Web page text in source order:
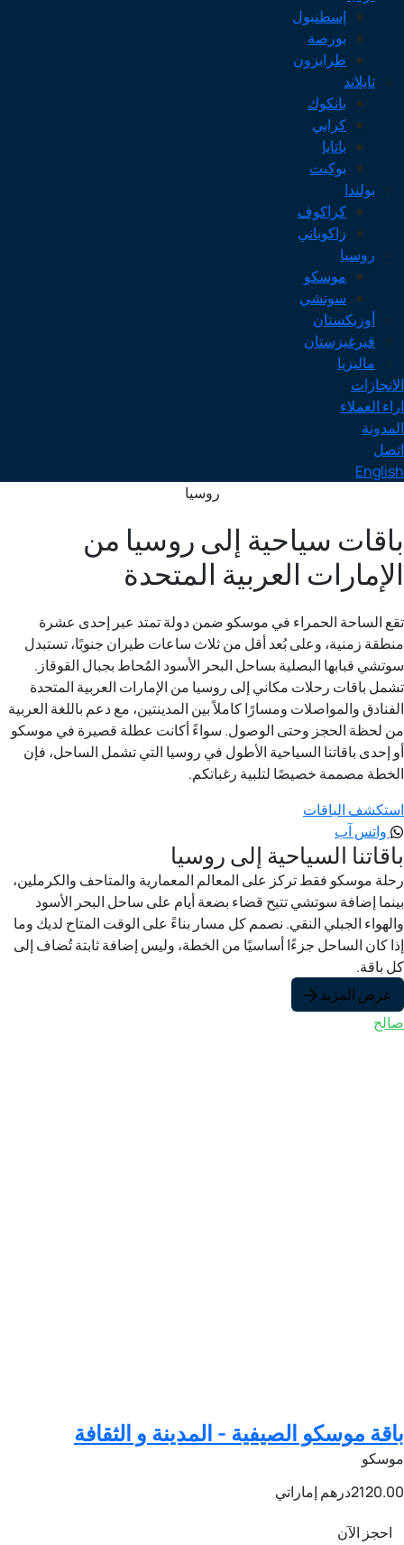
إسطنبول
بورصة
طرابزون
تايلاند
بانكوك
كرابي
باتايا
بوكيت
بولندا
كراكوف
زاكوباني
روسيا
موسكو
سوتشي
أوزبكستان
قيرغيزستان
ماليزيا
الانجازات
اراء العملاء
المدونة
اتصل
English
روسيا
باقات سياحية إلى روسيا من
الإمارات العربية المتحدة
تقع الساحة الحمراء في موسكو ضمن دولة تمتد عبر إحدى عشرة
منطقة زمنية، وعلى بُعد أقل من ثلاث ساعات طيران جنوبًا، تستبدل
سوتشي قبابها البصلية بساحل البحر الأسود المُحاط بجبال القوقاز.
تشمل باقات رحلات مكاني إلى روسيا من الإمارات العربية المتحدة
الفنادق والمواصلات ومسارًا كاملاً بين المدينتين، مع دعم باللغة العربية
من لحظة الحجز وحتى الوصول. سواءً أكانت عطلة قصيرة في موسكو
أو إحدى باقاتنا السياحية الأطول في روسيا التي تشمل الساحل، فإن
الخطة مصممة خصيصًا لتلبية رغباتكم.
استكشف الباقات
واتس آب
باقاتنا السياحية إلى روسيا
رحلة موسكو فقط تركز على المعالم المعمارية والمتاحف والكرملين،
بينما إضافة سوتشي تتيح قضاء بضعة أيام على ساحل البحر الأسود
والهواء الجبلي النقي. نصمم كل مسار بناءً على الوقت المتاح لديك وما
إذا كان الساحل جزءًا أساسيًا من الخطة، وليس إضافة ثابتة تُضاف إلى
كل باقة.
عرض المزيد
صالح
باقة موسكو الصيفية - المدينة و الثقافة
موسكو
2120.00درهم إماراتي
احجز الآن